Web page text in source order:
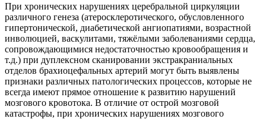
При хронических нарушениях церебральной циркуляции
различного генеза (атеросклеротического, обусловленного
гипертонической, диабетической ангиопатиями, возрастной
инволюцией, васкулитами, тяжёлыми заболеваниями сердца,
сопровождающимися недостаточностью кровообращения и
т.д.) при дуплексном сканировании экстракраниальных
отделов брахиоцефальных артерий могут быть выявлены
признаки различных патологических процессов, которые не
всегда имеют прямое отношение к развитию нарушений
мозгового кровотока. В отличие от острой мозговой
катастрофы, при хронических нарушениях мозгового